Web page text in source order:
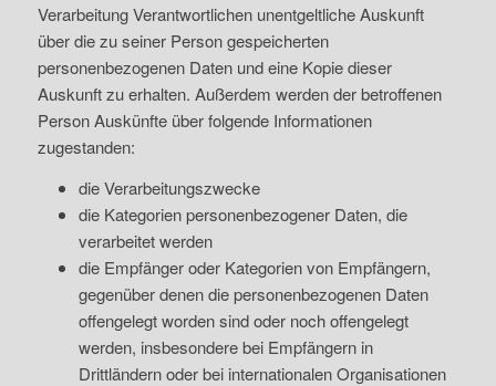
Verarbeitung Verantwortlichen unentgeltliche Auskunft
über die zu seiner Person gespeicherten
personenbezogenen Daten und eine Kopie dieser
Auskunft zu erhalten. Außerdem werden der betroffenen
Person Auskünfte über folgende Informationen
zugestanden:
die Verarbeitungszwecke
die Kategorien personenbezogener Daten, die
verarbeitet werden
die Empfänger oder Kategorien von Empfängern,
gegenüber denen die personenbezogenen Daten
offengelegt worden sind oder noch offengelegt
werden, insbesondere bei Empfängern in
Drittländern oder bei internationalen Organisationen